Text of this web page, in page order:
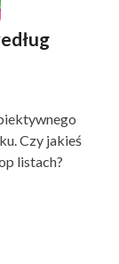
Czy jakieś
listach?